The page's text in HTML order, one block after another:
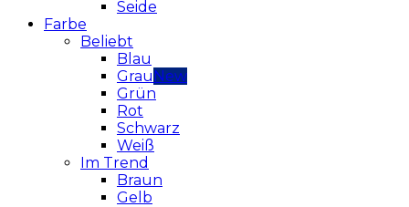
Seide
Farbe
Beliebt
Blau
Grau
Grün
Rot
Schwarz
Weiß
Im Trend
Braun
Gelb